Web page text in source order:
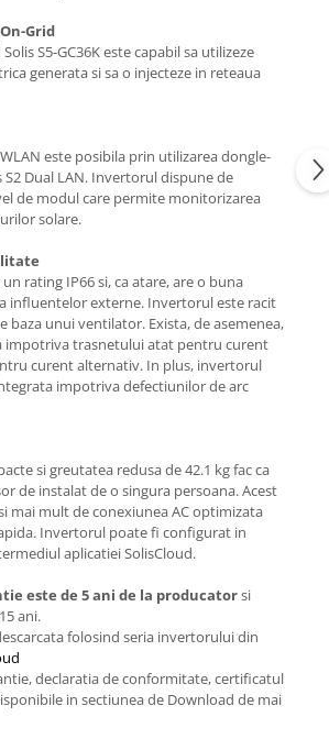
Grid
S5-GC36K este capabil sa utilizeze
generata si sa o injecteze in reteaua
este posibila prin utilizarea dongle-
Dual LAN. Invertorul dispune de
de modul care permite monitorizarea
solare.
un rating IP66 si, ca atare, are o buna
influentelor externe. Invertorul este racit
baza unui ventilator. Exista, de asemenea,
impotriva trasnetului atat pentru curent
curent alternativ. In plus, invertorul
impotriva defectiunilor de arc
si greutatea redusa de 42.1 kg fac ca
de instalat de o singura persoana. Acest
mai mult de conexiunea AC optimizata
Invertorul poate fi configurat in
aplicatiei SolisCloud.
este de 5 ani de la producatorsi
ani.
folosind seria invertorului din
declaratia de conformitate, certificatul
in sectiunea de Download de mai